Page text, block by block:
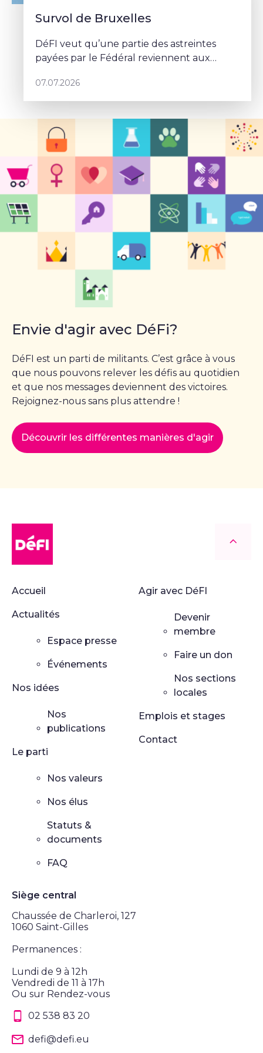
Survol de Bruxelles
DéFI veut qu’une partie des astreintes
payées par le Fédéral reviennent aux
07.07.2026
Envie d'agir avec DéFi?
DéFI est un parti de militants. C’est grâce à vous
que nous pouvons relever les défis au quotidien
et que nos messages deviennent des victoires.
Rejoignez-nous sans plus attendre !
Découvrir les différentes manières d'agir
Accueil
Actualités
Espace presse
Événements
Nos idées
Nos
publications
Le parti
Nos valeurs
Nos élus
Statuts &
documents
FAQ
Agir avec DéFI
Devenir
membre
Faire un don
Nos sections
locales
Emplois et stages
Contact
Siège central
Chaussée de Charleroi, 127
1060 Saint-Gilles
Permanences :
Lundi de 9 à 12h
Vendredi de 11 à 17h
Ou sur Rendez-vous
02 538 83 20
defi@defi.eu